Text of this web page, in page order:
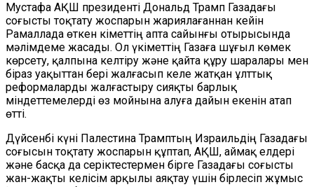
Мустафа АҚШ президенті Дональд Трамп Газадағы
соғысты тоқтату жоспарын жариялағаннан кейін
Рамаллада өткен Үкіметтің апта сайынғы отырысында
мәлімдеме жасады. Ол үкіметтің Газаға шұғыл көмек
көрсету, қалпына келтіру және қайта құру шаралары мен
біраз уақыттан бері жалғасып келе жатқан ұлттық
реформаларды жалғастыру сияқты барлық
міндеттемелерді өз мойнына алуға дайын екенін атап
өтті.
Дүйсенбі күні Палестина Трамптың Израильдің Газадағы
соғысын тоқтату жоспарын құптап, АҚШ, аймақ елдері
және басқа да серіктестермен бірге Газадағы соғысты
жан-жақты келісім арқылы аяқтау үшін бірлесіп жұмыс